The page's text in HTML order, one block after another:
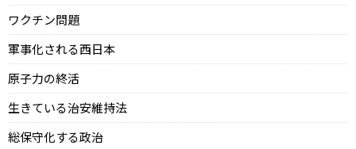
ワクチン問題
軍事化される西日本
原子力の終活
生きている治安維持法
総保守化する政治